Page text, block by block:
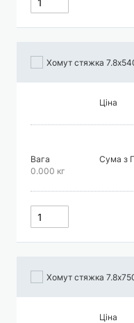
Хомут стяжка
Ціна
Вага
0.000 кг
Сума з
Хомут стяжка
Ціна